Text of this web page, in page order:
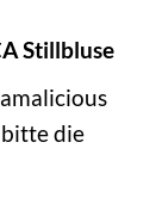
Stillbluse
bitte die